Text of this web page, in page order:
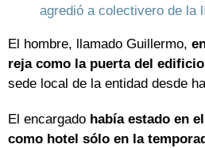
agredió a colectivero de la
El hombre, llamado Guillermo,
reja como la puerta del edificio
sede local de la entidad desde
El encargado había estado en
como hotel sólo en la